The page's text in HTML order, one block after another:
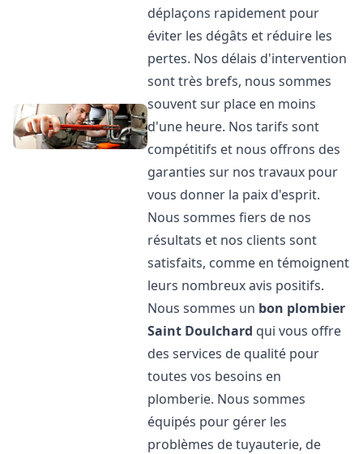
déplaçons rapidement pour
éviter les dégâts et réduire les
pertes. Nos délais d'intervention
sont très brefs, nous sommes
souvent sur place en moins
d'une heure. Nos tarifs sont
compétitifs et nous offrons des
garanties sur nos travaux pour
vous donner la paix d'esprit.
Nous sommes fiers de nos
résultats et nos clients sont
satisfaits, comme en témoignent
leurs nombreux avis positifs.
Nous sommes un bon plombier
Saint Doulchard qui vous offre
des services de qualité pour
toutes vos besoins en
plomberie. Nous sommes
équipés pour gérer les
problèmes de tuyauterie, de